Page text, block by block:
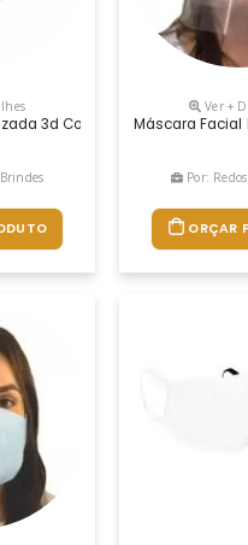
3d Com Impressão Em Silk
Ver +
Máscara Facial
Por:
ORÇAR